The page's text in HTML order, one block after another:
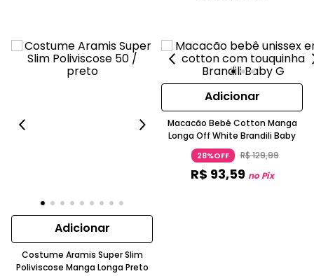
Adicionar
Costume Aramis Super Slim
Poliviscose Manga Longa Preto
Adicionar
Macacão Bebê Cotton Manga
Longa Off White Brandili Baby
28%OFF R$129,99
R$ 93,59 no Pix